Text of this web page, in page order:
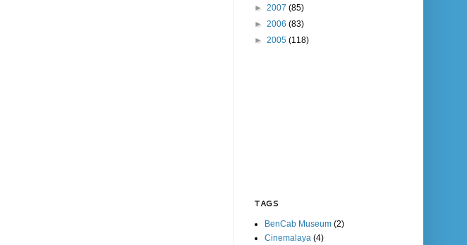
► 2007 (85)
► 2006 (83)
► 2005 (118)
TAGS
BenCab Museum (2)
Cinemalaya (4)